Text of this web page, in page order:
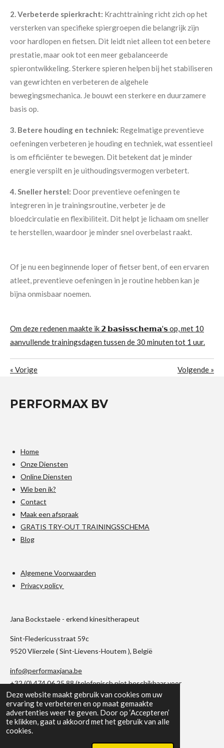
Deze website maakt gebruik van cookies om uw
ervaring te verbeteren en op maat gemaakte
advertenties weer te geven. Door op ‘Accepteren’
te klikken, gaat u akkoord met het gebruik van alle
cookies.
2. Verbeterde spierkracht: Krachttraining richt zich op het
versterken van specifieke spiergroepen die belangrijk zijn
voor hardlopen en fietsen. Dit leidt niet alleen tot een betere
prestatie, maar ook tot een meer gebalanceerde
spierontwikkeling. Sterkere spieren helpen bij het stabiliseren
van gewrichten en verbeteren de algehele
bewegingsmechanica. Je bouwt een sterkere en duurzamere
basis op.
3. Betere houding en techniek: Regelmatige preventieve
oefeningen verbeteren je houding en techniek, wat essentieel
is om efficiënter te bewegen. Dit betekent dat je minder
energie verspilt en je uithoudingsvermogen verbetert.
4. Sneller herstel: Door preventieve oefeningen te
integreren in je trainingsroutine, verbeter je de
bloedcirculatie en flexibiliteit. Dit helpt je lichaam om sneller
te herstellen, waardoor je minder snel overbelast raakt.
Of je nu een beginnende loper of fietser bent, of een ervaren
atleet, preventieve oefeningen in je routine hebben kan je
bijna onmisbaar noemen.
Om deze redenen maakte ik 𝟮 𝗯𝗮𝘀𝗶𝘀𝘀𝗰𝗵𝗲𝗺𝗮'𝘀 op, met 10
aanvullende trainingsdagen tussen de 30 minuten tot 1 uur.
« Vorige Volgende »
PERFORMAX BV
Home
Onze Diensten
Online Diensten
Wie ben ik?
Contact
Maak een afspraak
GRATIS TRY-OUT TRAININGSSCHEMA
Blog
Algemene Voorwaarden
Privacy policy
Jana Bockstaele - erkend kinesitherapeut
Sint-Fledericusstraat 59c
9520 Vlierzele ( Sint-Lievens-Houtem ), België
info@performaxjana.be
+32 (0) 474 06 25 88 (telefonisch niet beschikbaar voor
afspraken)
BTW-/ondernemingsnummer: (BE) 1031.729.612
© 2024–2026 PERFORMAX BV